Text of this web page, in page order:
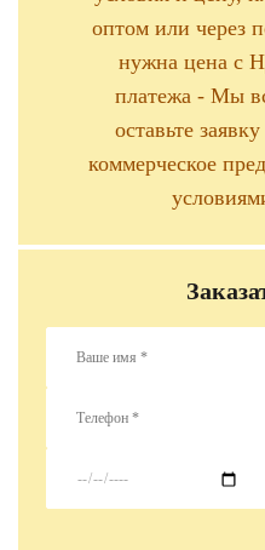
оптом или через
нужна цена с
платежа - Мы
оставьте
коммерческое